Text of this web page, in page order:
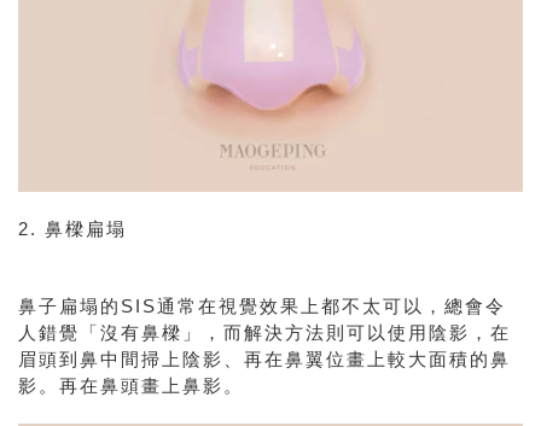
2. 鼻樑扁塌
鼻子扁塌的SIS通常在視覺效果上都不太可以，總會令
人錯覺「沒有鼻樑」，而解決方法則可以使用陰影，在
眉頭到鼻中間掃上陰影、再在鼻翼位畫上較大面積的鼻
影。再在鼻頭畫上鼻影。